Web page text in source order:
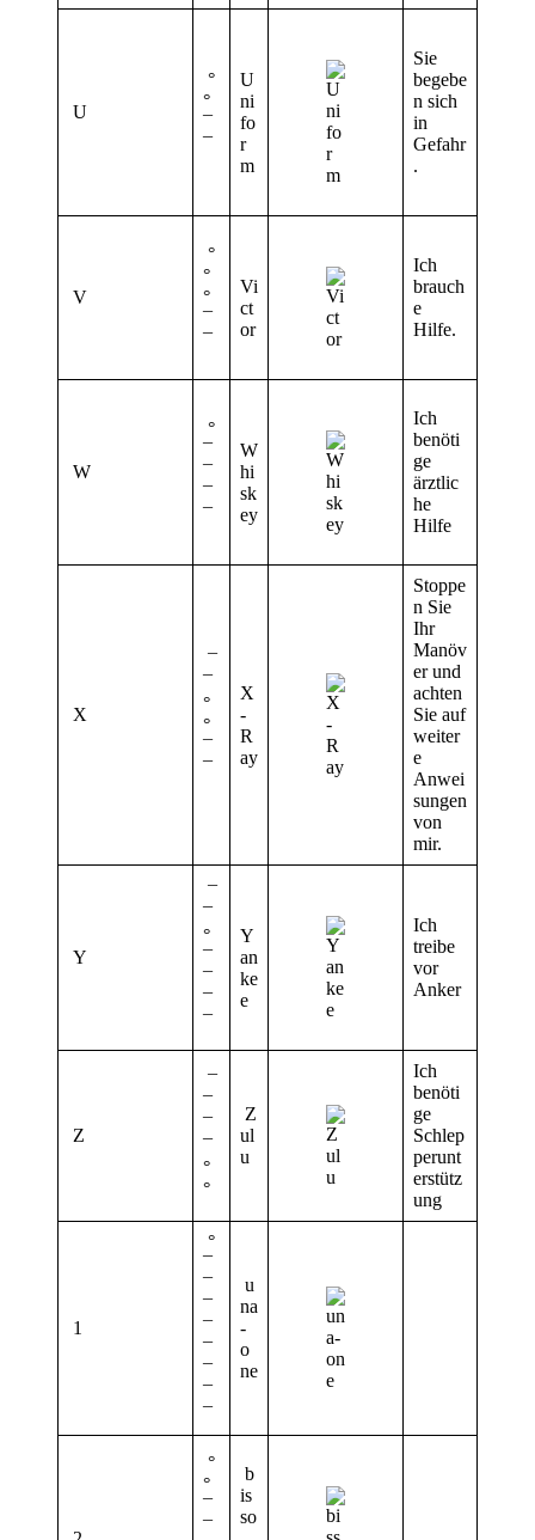
U
°
°
¯
¯
U
ni
fo
r
m
Sie
begebe
n sich
in
Gefahr
.
V
°
°
°
¯
¯
Vi
ct
or
Ich
brauch
e
Hilfe.
W
°
¯
¯
¯
¯
W
hi
sk
ey
Ich
benöti
ge
ärztlic
he
Hilfe
X
¯
¯
°
°
¯
¯
X
-
R
ay
Stoppe
n Sie
Ihr
Manöv
er und
achten
Sie auf
weiter
e
Anwei
sungen
von
mir.
Y
¯
¯
°
¯
¯
¯
¯
Y
an
ke
e
Ich
treibe
vor
Anker
Z
¯
¯
¯
¯
°
°
Z
ul
u
Ich
benöti
ge
Schlep
perunt
erstütz
ung
1
°
¯
¯
¯
¯
¯
¯
¯
¯
u
na
-
o
ne
°
°
¯
¯
b
is
so